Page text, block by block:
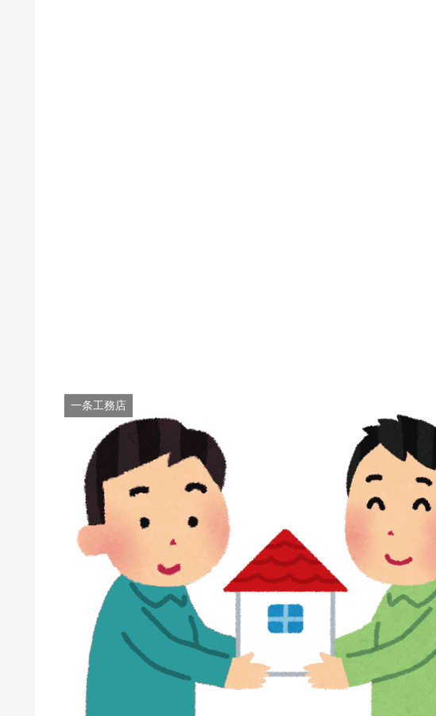
一条工務店